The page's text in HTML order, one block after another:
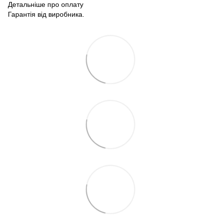
Детальніше про оплату
Гарантія від виробника.